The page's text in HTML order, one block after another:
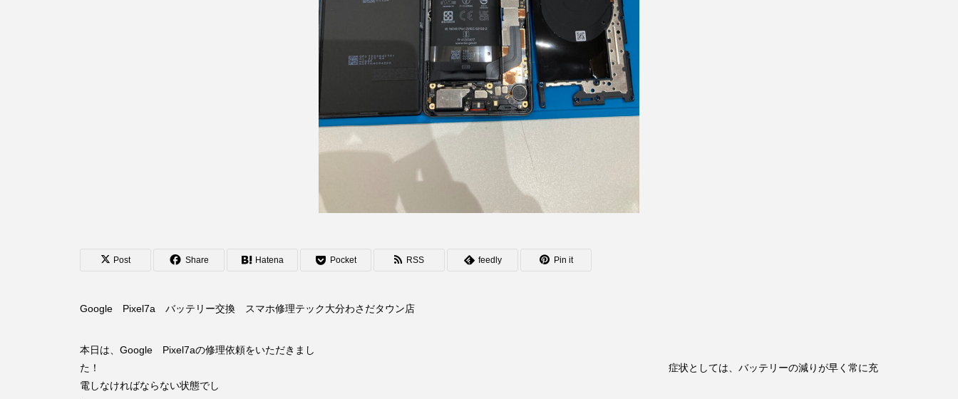
Post Share Hatena Pocket RSS feedly Pin it
Google Pixel7a バッテリー交換 スマホ修理テック大分わさだタウン店
本日は、Google Pixel7aの修理依頼をいただきまし
た！ 症状としては、バッテリーの減りが早く常に充
電しなければならない状態でし